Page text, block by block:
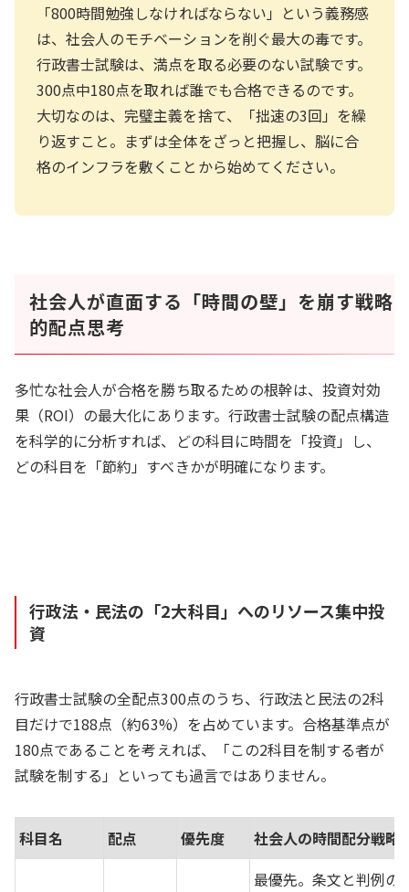
「800時間勉強しなければならない」という義務感
は、社会人のモチベーションを削ぐ最大の毒です。
行政書士試験は、満点を取る必要のない試験です。
300点中180点を取れば誰でも合格できるのです。
大切なのは、完璧主義を捨て、「拙速の3回」を繰
り返すこと。まずは全体をざっと把握し、脳に合
格のインフラを敷くことから始めてください。
社会人が直面する「時間の壁」を崩す戦略
的配点思考
多忙な社会人が合格を勝ち取るための根幹は、投資対効
果（ROI）の最大化にあります。行政書士試験の配点構造
を科学的に分析すれば、どの科目に時間を「投資」し、
どの科目を「節約」すべきかが明確になります。
行政法・民法の「2大科目」へのリソース集中投
資
行政書士試験の全配点300点のうち、行政法と民法の2科
目だけで188点（約63%）を占めています。合格基準点が
180点であることを考えれば、「この2科目を制する者が
試験を制する」といっても過言ではありません。
科目名 配点 優先度 社会人の時間配分戦略
最優先。条文と判例の